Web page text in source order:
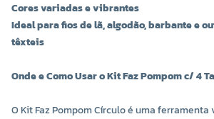
Cores variadas e vibrantes
Ideal para fios de lã, algodão, barbante e
têxteis
Onde e Como Usar o Kit Faz Pompom c/ 4
O Kit Faz Pompom Círculo é uma ferramenta